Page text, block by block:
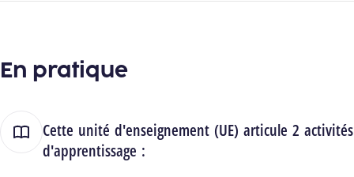
En pratique
Cette unité d'enseignement (UE) articule 2 activités
d'apprentissage :